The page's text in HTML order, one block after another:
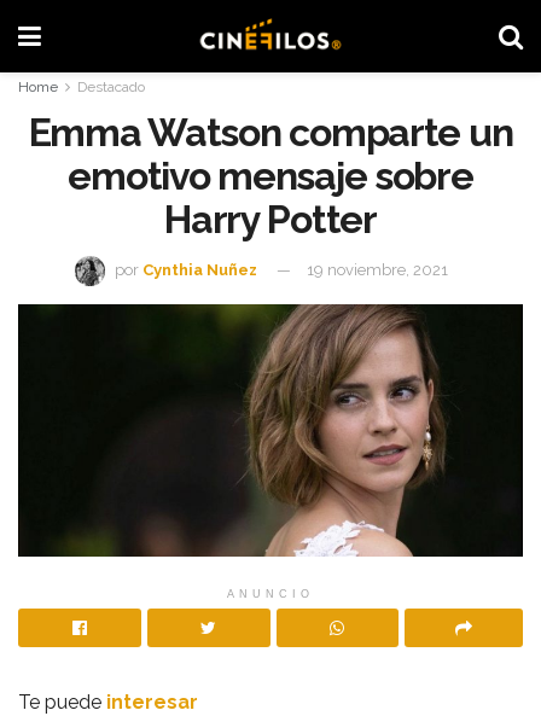
Home Destacado
Emma Watson comparte un
emotivo mensaje sobre
Harry Potter
por Cynthia Nuñez 19 noviembre, 2021
ANUNCIO
Te puede interesar